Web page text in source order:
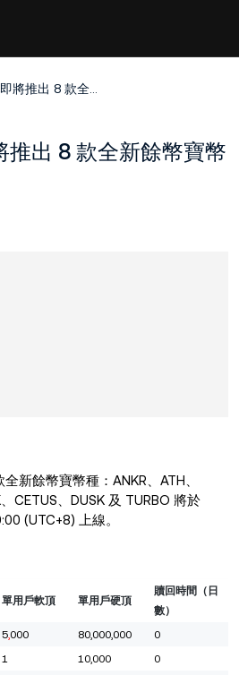
KuCoin 賺幣即將推出 8 款全新餘幣寶幣種
推出 8 款全新餘幣寶幣
新餘幣寶幣種：ANKR、ATH、
CETUS、DUSK 及 TURBO 將於
(UTC+8) 上線。
單用戶軟頂 單用戶硬頂
贖回時間（日
數）
5,000 80,000,000
0
1 10,000
0